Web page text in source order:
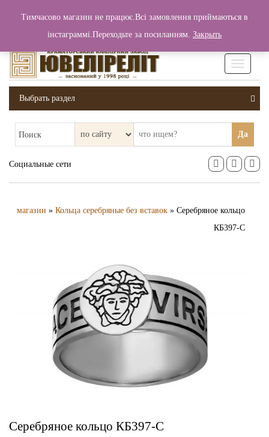
Вход / Регистрация 0 грн.
Выбрать раздел
Поиск Да
Социальные сети
магазин » Кольца серебряные без вставок » Серебряное кольцо
КБ397-С
Серебряное кольцо КБ397-С
Тимчасово магазин не працює.Всі замовлення приймаються в
інстаграммі.Переходьте за посиланням. Закрыть